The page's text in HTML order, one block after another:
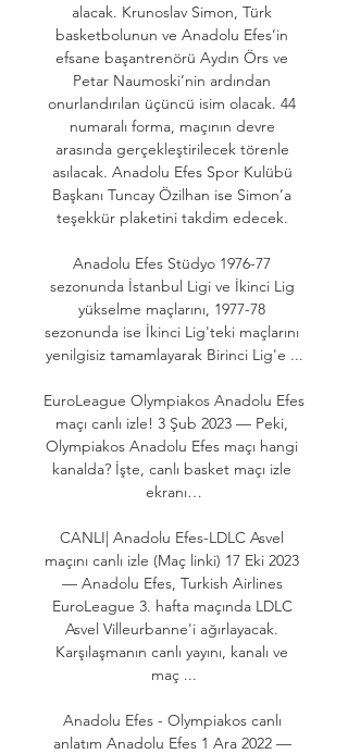
alacak. Krunoslav Simon, Türk
basketbolunun ve Anadolu Efes’in
efsane başantrenörü Aydın Örs ve
Petar Naumoski’nin ardından
onurlandırılan üçüncü isim olacak. 44
numaralı forma, maçının devre
arasında gerçekleştirilecek törenle
asılacak. Anadolu Efes Spor Kulübü
Başkanı Tuncay Özilhan ise Simon’a
teşekkür plaketini takdim edecek.
Anadolu Efes Stüdyo 1976-77
sezonunda İstanbul Ligi ve İkinci Lig
yükselme maçlarını, 1977-78
sezonunda ise İkinci Lig'teki maçlarını
yenilgisiz tamamlayarak Birinci Lig'e ...
EuroLeague Olympiakos Anadolu Efes
maçı canlı izle! 3 Şub 2023 — Peki,
Olympiakos Anadolu Efes maçı hangi
kanalda? İşte, canlı basket maçı izle
ekranı…
CANLI| Anadolu Efes-LDLC Asvel
maçını canlı izle (Maç linki) 17 Eki 2023
— Anadolu Efes, Turkish Airlines
EuroLeague 3. hafta maçında LDLC
Asvel Villeurbanne'i ağırlayacak.
Karşılaşmanın canlı yayını, kanalı ve
maç ...
Anadolu Efes - Olympiakos canlı
anlatım Anadolu Efes 1 Ara 2022 —